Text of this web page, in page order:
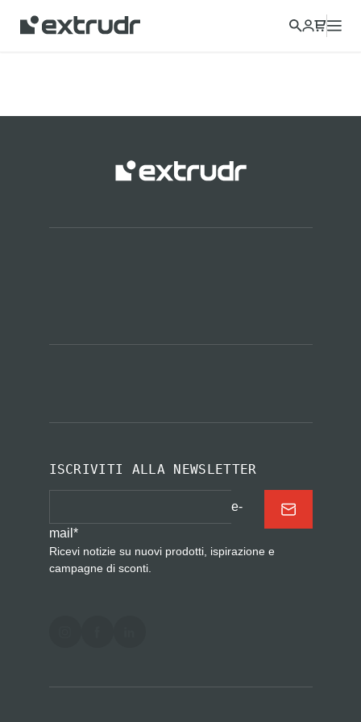
ISCRIVITI ALLA NEWSLETTER
e-
mail *
Ricevi notizie su nuovi prodotti, ispirazione e
campagne di sconti.